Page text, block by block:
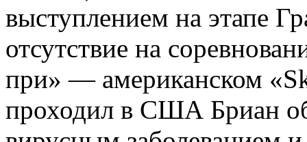
выступлением на этапе
отсутствие на
при» — американском
проходил в США Бриан